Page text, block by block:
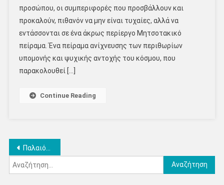
προσώπου, οι συμπεριφορές που προσβάλλουν και
προκαλούν, πιθανόν να μην είναι τυχαίες, αλλά να
εντάσσονται σε ένα άκρως περίεργο Μητσοτακικό
πείραμα. Ένα πείραμα ανίχνευσης των περιθωρίων
υπομονής και ψυχικής αντοχής του κόσμου, που
παρακολουθεί […]
Continue Reading
Πλοήγηση
άρθρων
Παλαιότερα άρθρα
Αναζήτηση
για: